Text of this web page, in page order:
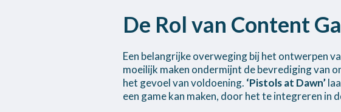
De Rol van Content
Een belangrijke overweging bij het ontwerpen
moeilijk maken ondermijnt de bevrediging van
het gevoel van voldoening. ‘Pistols at Dawn’
een game kan maken, door het te integreren in